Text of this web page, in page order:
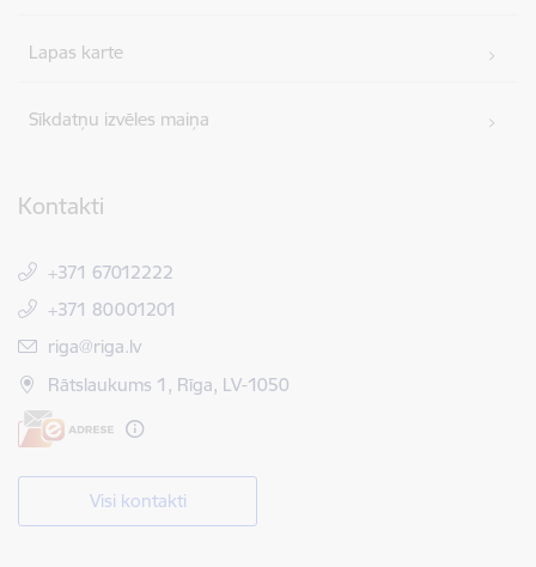
Lapas karte
Sīkdatņu izvēles maiņa
Kontakti
+371 67012222
+371 80001201
E-pasts:
riga@riga.lv
Rātslaukums 1, Rīga, LV-1050
Visi kontakti